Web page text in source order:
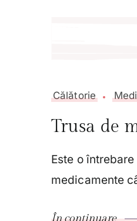
Călătorie
Trusa de
Este o
medicamente